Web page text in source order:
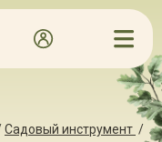
Садовый инструмент /